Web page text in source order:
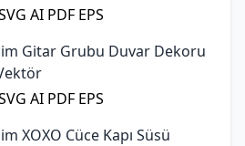
AI PDF EPS
Gitar Grubu Duvar Dekoru
AI PDF EPS
XOXO Cüce Kapı Süsü